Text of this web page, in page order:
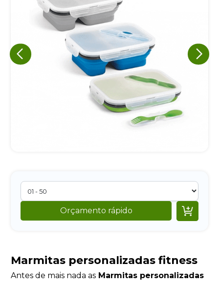
Orçamento rápido 
Marmitas personalizadas fitness
Antes de mais nada as Marmitas personalizadas
A nossa empresa está comprometida a proteger e respeitar
sua privacidade, utilizaremos seus dados apenas para fins
de marketing. Você pode alterar suas preferências a
qualquer momento.
Iniciar conversa